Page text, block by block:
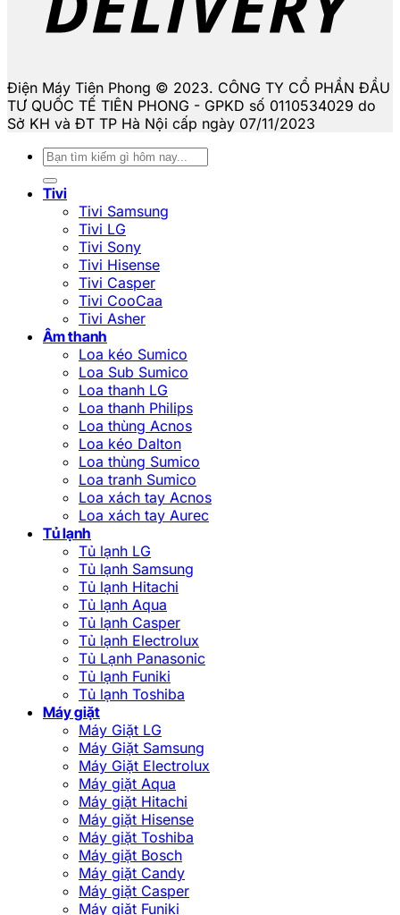
Điện Máy Tiên Phong © 2023. CÔNG TY CỔ PHẦN ĐẦU
TƯ QUỐC TẾ TIÊN PHONG - GPKD số 0110534029 do
Sở KH và ĐT TP Hà Nội cấp ngày 07/11/2023
Tìm
kiếm:
Tivi
Tivi Samsung
Tivi LG
Tivi Sony
Tivi Hisense
Tivi Casper
Tivi CooCaa
Tivi Asher
Âm thanh
Loa kéo Sumico
Loa Sub Sumico
Loa thanh LG
Loa thanh Philips
Loa thùng Acnos
Loa kéo Dalton
Loa thùng Sumico
Loa tranh Sumico
Loa xách tay Acnos
Loa xách tay Aurec
Tủ lạnh
Tủ lạnh LG
Tủ lạnh Samsung
Tủ lạnh Hitachi
Tủ lạnh Aqua
Tủ lạnh Casper
Tủ lạnh Electrolux
Tủ Lạnh Panasonic
Tủ lạnh Funiki
Tủ lạnh Toshiba
Máy giặt
Máy Giặt LG
Máy Giặt Samsung
Máy Giặt Electrolux
Máy giặt Aqua
Máy giặt Hitachi
Máy giặt Hisense
Máy giặt Toshiba
Máy giặt Bosch
Máy giặt Candy
Máy giặt Casper
Máy giặt Funiki